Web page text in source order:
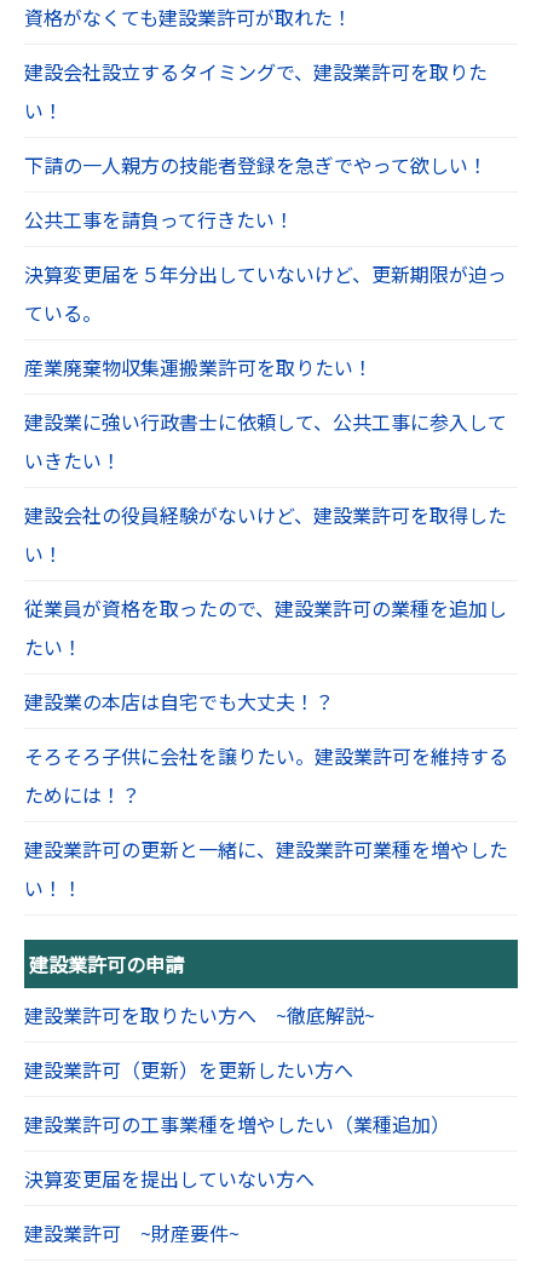
資格がなくても建設業許可が取れた！
建設会社設立するタイミングで、建設業許可を取りた
い！
下請の一人親方の技能者登録を急ぎでやって欲しい！
公共工事を請負って行きたい！
決算変更届を５年分出していないけど、更新期限が迫っ
ている。
産業廃棄物収集運搬業許可を取りたい！
建設業に強い行政書士に依頼して、公共工事に参入して
いきたい！
建設会社の役員経験がないけど、建設業許可を取得した
い！
従業員が資格を取ったので、建設業許可の業種を追加し
たい！
建設業の本店は自宅でも大丈夫！？
そろそろ子供に会社を譲りたい。建設業許可を維持する
ためには！？
建設業許可の更新と一緒に、建設業許可業種を増やした
い！！
建設業許可の申請
建設業許可を取りたい方へ ~徹底解説~
建設業許可（更新）を更新したい方へ
建設業許可の工事業種を増やしたい（業種追加）
決算変更届を提出していない方へ
建設業許可 ~財産要件~